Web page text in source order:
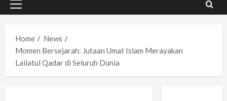
Primary
Home
News
Momen Bersejarah: Jutaan Umat Islam Merayakan
Lailatul Qadar di Seluruh Dunia